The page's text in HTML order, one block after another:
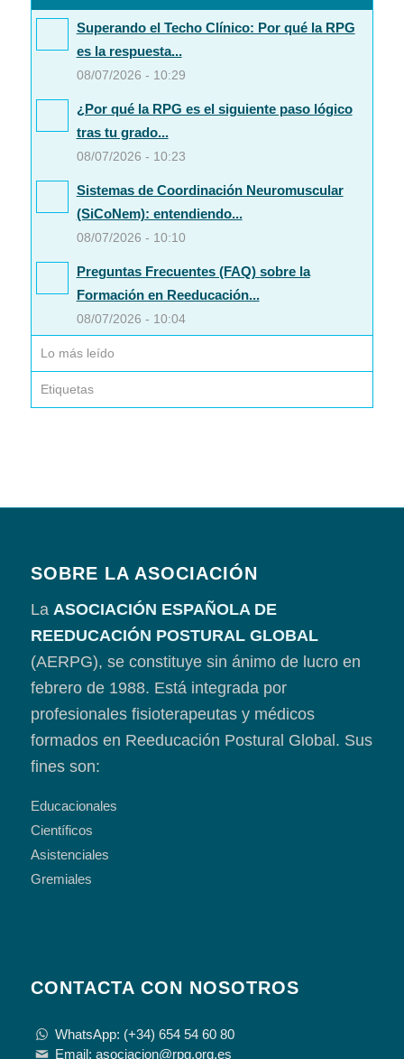
Superando el Techo Clínico: Por qué la RPG
es la respuesta...
08/07/2026 - 10:29
¿Por qué la RPG es el siguiente paso lógico
tras tu grado...
08/07/2026 - 10:23
Sistemas de Coordinación Neuromuscular
(SiCoNem): entendiendo...
08/07/2026 - 10:10
Preguntas Frecuentes (FAQ) sobre la
Formación en Reeducación...
08/07/2026 - 10:04
Lo más leído
Etiquetas
SOBRE LA ASOCIACIÓN
La ASOCIACIÓN ESPAÑOLA DE
REEDUCACIÓN POSTURAL GLOBAL
(AERPG), se constituye sin ánimo de lucro en
febrero de 1988. Está integrada por
profesionales fisioterapeutas y médicos
formados en Reeducación Postural Global. Sus
fines son:
Educacionales
Científicos
Asistenciales
Gremiales
CONTACTA CON NOSOTROS
WhatsApp: (+34) 654 54 60 80
Email: asociacion@rpg.org.es